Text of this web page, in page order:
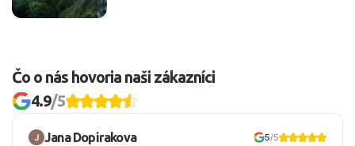
Čo o nás hovoria naši zákazníci
4.9/5
Jana Dopirakova 5/5